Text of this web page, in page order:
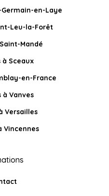
en-Laye
Leu-la-Forêt
Mandé
à Sceaux
en-France
à Vanves
Versailles
Vincennes